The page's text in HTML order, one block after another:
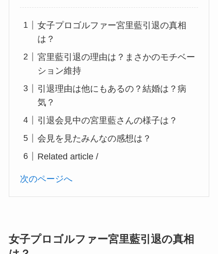
女子プロゴルファー宮里藍引退の真相
は？
宮里藍引退の理由は？まさかのモチベー
ション維持
引退理由は他にもあるの？結婚は？病
気？
引退会見中の宮里藍さんの様子は？
会見を見たみんなの感想は？
Related article /
次のページへ
女子プロゴルファー宮里藍引退の真相